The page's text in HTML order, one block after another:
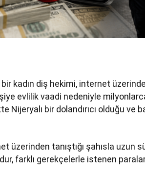
kadın diş hekimi, internet
evlilik vaadi nedeniyle
Nijeryalı bir dolandırıcı olduğu ve
üzerinden tanıştığı şahısla uzun
farklı gerekçelerle istenen